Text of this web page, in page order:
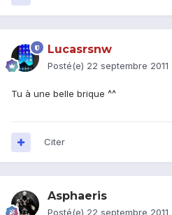
Lucasrsnw
Posté(e) 22 septembre 2011
Tu à une belle brique ^^
Citer
Asphaeris
Posté(e) 22 septembre 2011